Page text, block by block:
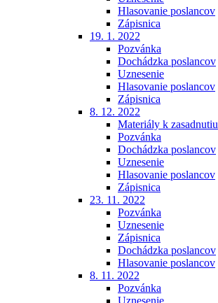
Hlasovanie poslancov
Zápisnica
19. 1. 2022
Pozvánka
Dochádzka poslancov
Uznesenie
Hlasovanie poslancov
Zápisnica
8. 12. 2022
Materiály k zasadnutiu
Pozvánka
Dochádzka poslancov
Uznesenie
Hlasovanie poslancov
Zápisnica
23. 11. 2022
Pozvánka
Uznesenie
Zápisnica
Dochádzka poslancov
Hlasovanie poslancov
8. 11. 2022
Pozvánka
Uznesenie